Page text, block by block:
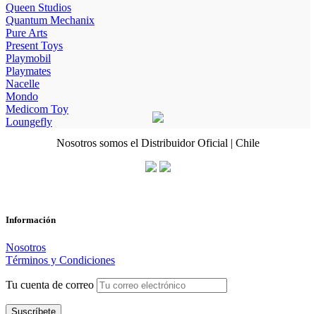
Queen Studios
Quantum Mechanix
Pure Arts
Present Toys
Playmobil
Playmates
Nacelle
Mondo
Medicom Toy
Loungefly
Nosotros somos el Distribuidor Oficial | Chile
Información
Nosotros
Términos y Condiciones
Tu cuenta de correo